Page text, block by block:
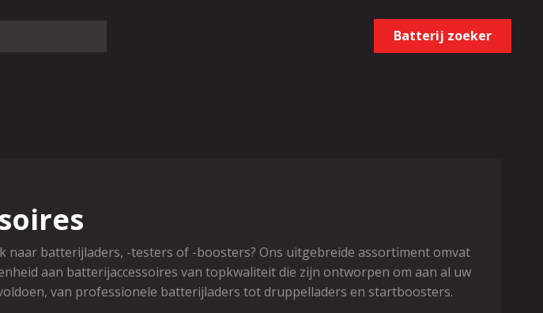
Batterij zoeker
naar batterijladers, -testers of -boosters? Ons uitgebreide assortiment omvat
aan batterijaccessoires van topkwaliteit die zijn ontworpen om aan al uw
van professionele batterijladers tot druppelladers en startboosters.